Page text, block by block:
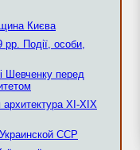
Києва
рр. Події, особи,
Шевченку перед
архитектура XI-XIX
ССР